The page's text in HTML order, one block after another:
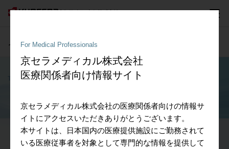
For Medical Professionals
京セラメディカル株式会社
医療関係者向け情報サイト
京セラメディカル株式会社の医療関係者向けの情報サ
イトにアクセスいただきありがとうございます。
本サイトは、日本国内の医療提供施設にご勤務されて
いる医療従事者を対象として専門的な情報を提供して
メディカル分野- 医療従事者向け情報
Topics
2025.12.23